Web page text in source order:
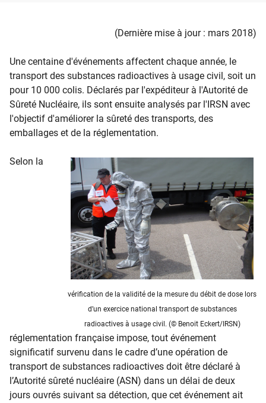
(Dernière mise à jour : mars 2018)
​​​Une centaine d'événements affectent chaque année, le
transport des substances radioactives à usage civil, soit un
pour 10 000 colis. Déclarés par l'expéditeur à l'Autorité de
Sûreté Nucléaire, ils sont ensuite analysés par l'IRSN avec
l'objectif d'améliorer la sûreté des transports, des
emballages et de la réglementation.
vérification de la validité de la mesure du débit de dose lors
d’un exercice national transport de substances
radioactives à usage civil. (© Benoit Eckert/IRSN)
Selon la
réglementation française impose, tout événement
significatif survenu dans le cadre d’une opération de
transport de substances radioactives doit être déclaré à
l’Autorité sûreté nucléaire (ASN) dans un délai de deux
jours ouvrés suivant sa détection, que cet événement ait